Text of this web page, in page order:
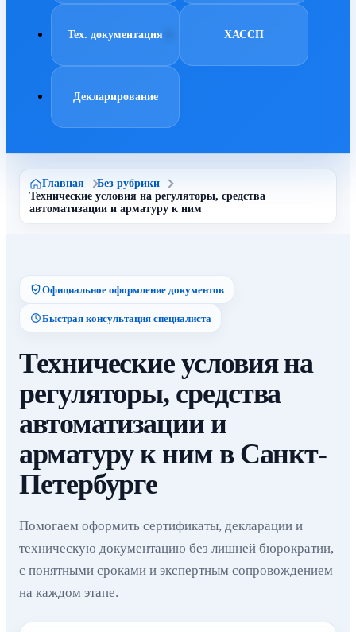
Тех. документация ХАССП
Декларирование
Главная
Без рубрики
Технические условия на регуляторы, средства
автоматизации и арматуру к ним
Официальное оформление документов
Быстрая консультация специалиста
Технические условия на
регуляторы, средства
автоматизации и
арматуру к ним в Санкт-
Петербурге
Помогаем оформить сертификаты, декларации и
техническую документацию без лишней бюрократии,
с понятными сроками и экспертным сопровождением
на каждом этапе.